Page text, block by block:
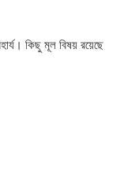
কিছু মূল বিষয় রয়েছে